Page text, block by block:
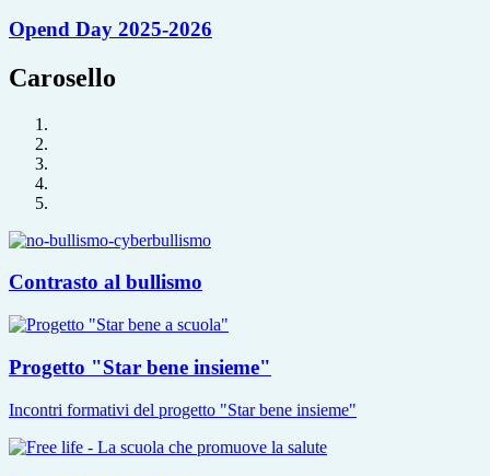
Opend Day 2025-2026
Carosello
Contrasto al bullismo
Progetto "Star bene insieme"
Incontri formativi del progetto "Star bene insieme"